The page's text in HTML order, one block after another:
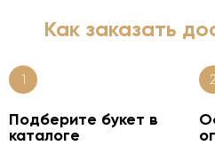
Как заказать
1
Подберите букет в
каталоге
2